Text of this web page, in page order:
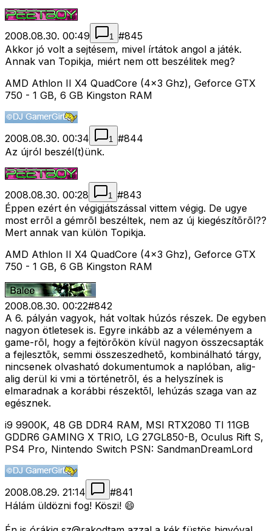
2008.08.30. 00:49 1 #845
Akkor jó volt a sejtésem, mivel írtátok angol a játék.
Annak van Topikja, miért nem ott beszélitek meg?
AMD Athlon II X4 QuadCore (4x3 Ghz), Geforce GTX
750 - 1 GB, 6 GB Kingston RAM
2008.08.30. 00:34 1 #844
Az újról beszél(t)ünk.
2008.08.30. 00:28 1 #843
Éppen ezért én végigjátszással vittem végig. De ugye
most errõl a gémrõl beszéltek, nem az új kiegészítõrõl??
Mert annak van külön Topikja.
AMD Athlon II X4 QuadCore (4x3 Ghz), Geforce GTX
750 - 1 GB, 6 GB Kingston RAM
2008.08.30. 00:22#842
A 6. pályán vagyok, hát voltak húzós részek. De egyben
nagyon ötletesek is. Egyre inkább az a véleményem a
game-rõl, hogy a fejtörõkön kívül nagyon összecsapták
a fejlesztõk, semmi összeszedhetõ, kombinálható tárgy,
nincsenek olvasható dokumentumok a naplóban, alig-
alig derül ki vmi a történetrõl, és a helyszínek is
elmaradnak a korábbi részektõl, lehúzás szaga van az
egésznek.
i9 9900K, 48 GB DDR4 RAM, MSI RTX2080 TI 11GB
GDDR6 GAMING X TRIO, LG 27GL850-B, Oculus Rift S,
PS4 Pro, Nintendo Switch PSN: SandmanDreamLord
2008.08.29. 21:14 #841
Hálám üldözni fog! Köszi! 😄